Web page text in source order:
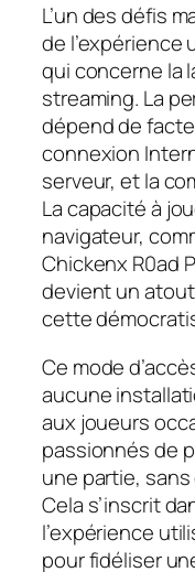
L’un des défis
de l’expérience
qui concerne la
streaming. La
dépend de
connexion
serveur, et la
La capacité à
navigateur,
Chickenx R0ad
devient un
cette
Ce mode
aucune
aux joueurs
passionnés de
une partie,
Cela s’inscrit
l’expérience
pour fidéliser